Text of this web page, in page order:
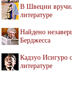
В Швеции
литературе
Найдено
Берджесса
Кадзуо Исигуро
литературе